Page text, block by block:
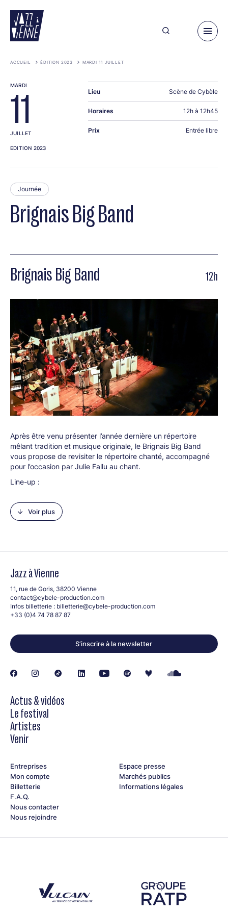
contenu
principal
ACCUEIL ÉDITION 2023 MARDI 11 JUILLET
Brignais Big Band
Journée
Brignais Big Band 12h
Après être venu présenter l’année dernière un répertoire
mêlant tradition et musique originale, le Brignais Big Band
vous propose de revisiter le répertoire chanté, accompagné
pour l’occasion par Julie Fallu au chant.
Line-up :
Julie Fallu (voc)
Voir plus
MARDI
11
JUILLET
EDITION 2023
Lieu Scène de Cybèle
Horaires 12h à 12h45
Prix Entrée libre
Jazz à Vienne
11, rue de Goris, 38200 Vienne
contact@cybele-production.com
Infos billetterie : billetterie@cybele-production.com
+33 (0)4 74 78 87 87
S’inscrire à la newsletter
Actus & vidéos
Le festival
Artistes
Venir
Entreprises
Mon compte
Billetterie
F.A.Q.
Nous contacter
Nous rejoindre
Espace presse
Marchés publics
Informations légales